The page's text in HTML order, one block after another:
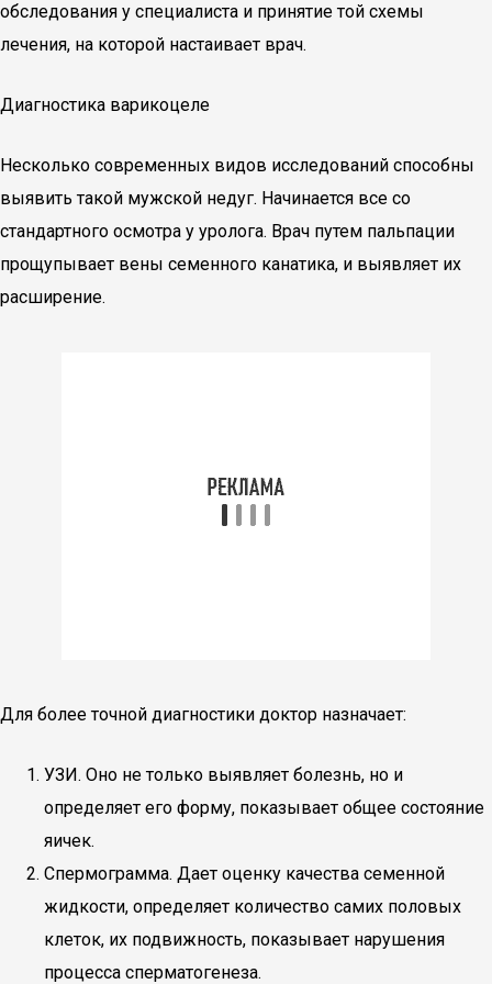
обследования у специалиста и принятие той схемы
лечения, на которой настаивает врач.
Диагностика варикоцеле
Несколько современных видов исследований способны
выявить такой мужской недуг. Начинается все со
стандартного осмотра у уролога. Врач путем пальпации
прощупывает вены семенного канатика, и выявляет их
расширение.
Для более точной диагностики доктор назначает:
УЗИ. Оно не только выявляет болезнь, но и
определяет его форму, показывает общее состояние
яичек.
Спермограмма. Дает оценку качества семенной
жидкости, определяет количество самих половых
клеток, их подвижность, показывает нарушения
процесса сперматогенеза.